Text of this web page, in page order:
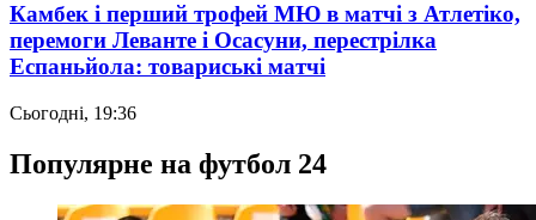
Камбек і перший трофей МЮ в матчі з Атлетіко,
перемоги Леванте і Осасуни, перестрілка
Еспаньйола: товариські матчі
Сьогодні, 19:36
Популярне на футбол 24